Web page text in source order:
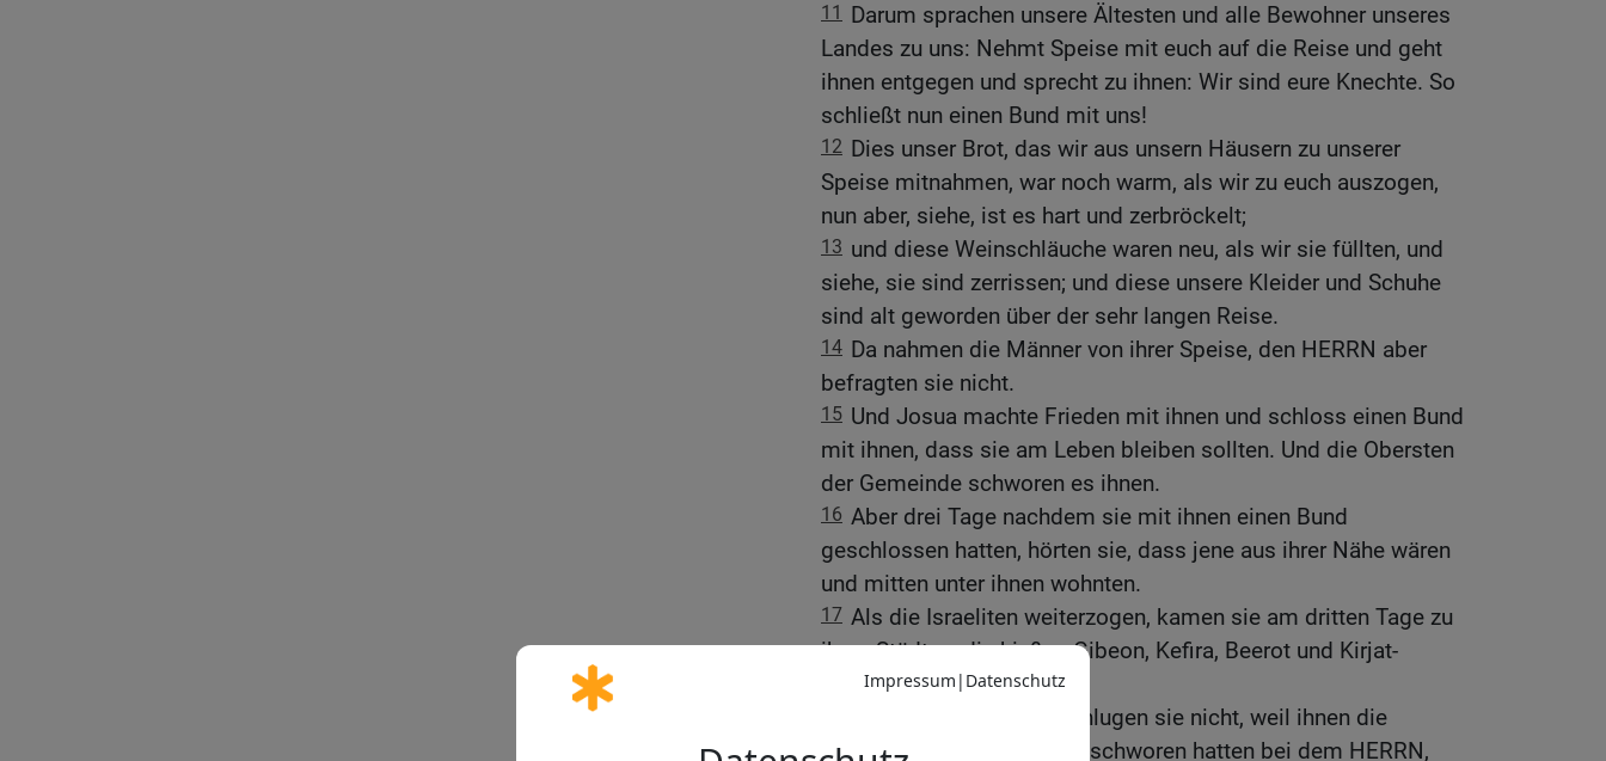
11
Darum sprachen unsere Ältesten und alle Bewohner unseres
Landes zu uns: Nehmt Speise mit euch auf die Reise und geht
ihnen entgegen und sprecht zu ihnen: Wir sind eure Knechte. So
schließt nun einen Bund mit uns!
12 Dies unser Brot, das wir aus unsern Häusern zu unserer
Speise mitnahmen, war noch warm, als wir zu euch auszogen,
nun aber, siehe, ist es hart und zerbröckelt;
13 und diese Weinschläuche waren neu, als wir sie füllten, und
siehe, sie sind zerrissen; und diese unsere Kleider und Schuhe
sind alt geworden über der sehr langen Reise.
14 Da nahmen die Männer von ihrer Speise, den HERRN aber
befragten sie nicht.
15 Und Josua machte Frieden mit ihnen und schloss einen Bund
mit ihnen, dass sie am Leben bleiben sollten. Und die Obersten
der Gemeinde schworen es ihnen.
16 Aber drei Tage nachdem sie mit ihnen einen Bund
geschlossen hatten, hörten sie, dass jene aus ihrer Nähe wären
und mitten unter ihnen wohnten.
17 Als die Israeliten weiterzogen, kamen sie am dritten Tage zu
ihren Städten; die hießen Gibeon, Kefira, Beerot und Kirjat-
Jearim.
Aber die Israeliten erschlugen sie nicht, weil ihnen die
Obersten der Gemeinde geschworen hatten bei dem HERRN,